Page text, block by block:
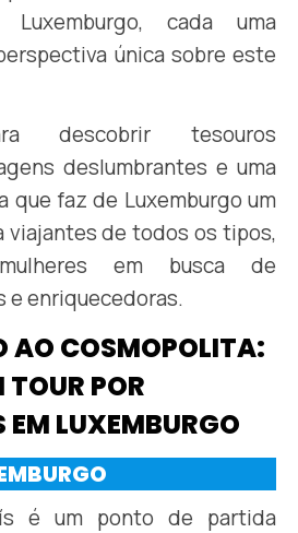
Luxemburgo, cada uma
única sobre este
descobrir tesouros
deslumbrantes e uma
que faz de Luxemburgo um
viajantes de todos os tipos,
em busca de
e enriquecedoras.
AO COSMOPOLITA:
TOUR POR
EM LUXEMBURGO
é um ponto de partida